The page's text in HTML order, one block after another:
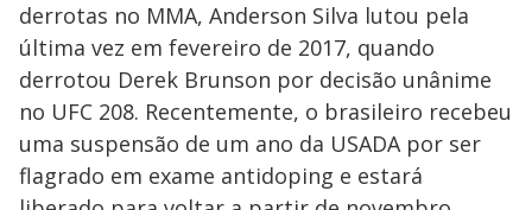
derrotas no MMA, Anderson Silva lutou pela
última vez em fevereiro de 2017, quando
derrotou Derek Brunson por decisão unânime
no UFC 208. Recentemente, o brasileiro recebeu
uma suspensão de um ano da USADA por ser
flagrado em exame antidoping e estará